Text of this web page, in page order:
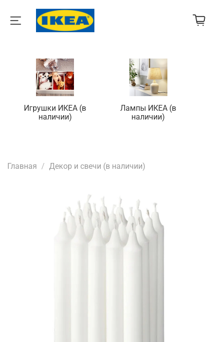
Игрушки ИКЕА (в
наличии)
Лампы ИКЕА (в
наличии)
Главная Декор и свечи (в наличии)